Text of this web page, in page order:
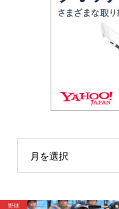
月を選択
格闘技